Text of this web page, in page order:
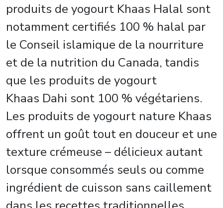
produits de yogourt Khaas Halal sont
notamment certifiés 100 % halal par
le Conseil islamique de la nourriture
et de la nutrition du Canada, tandis
que les produits de yogourt
Khaas Dahi sont 100 % végétariens.
Les produits de yogourt nature Khaas
offrent un goût tout en douceur et une
texture crémeuse – délicieux autant
lorsque consommés seuls ou comme
ingrédient de cuisson sans caillement